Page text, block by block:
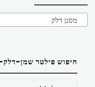
מסנן דלק
חיפוש פילטר שמן-